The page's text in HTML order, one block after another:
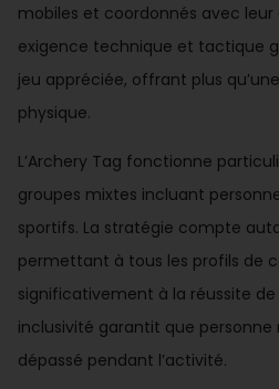
mobiles et coordonnés avec
exigence technique et tactique
jeu appréciée, offrant plus
physique.
L’Archery Tag fonctionne
groupes mixtes incluant
sportifs. La stratégie compte
permettant à tous les profils de
significativement à la réussite
inclusivité garantit que personne
dépassé pendant l’activité.